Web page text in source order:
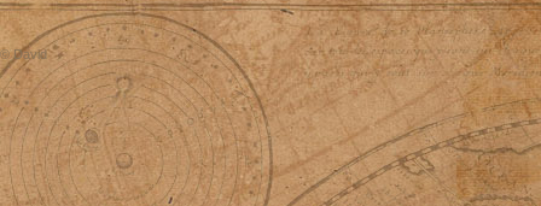
© David